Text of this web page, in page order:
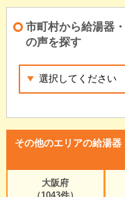
市町村から給湯器
の声を探す
その他のエリアの給湯
大阪府